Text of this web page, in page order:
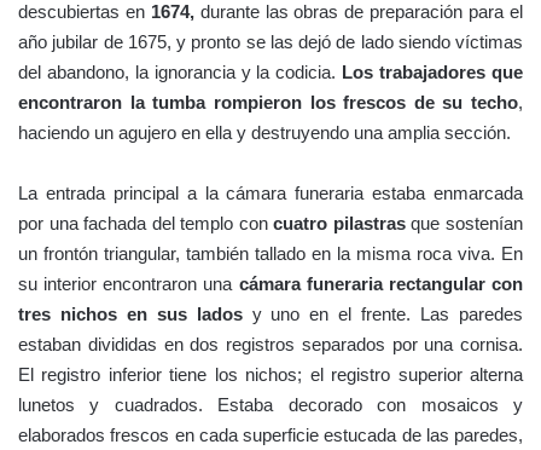
descubiertas en 1674,durante las obras de preparación para el
año jubilar de 1675, y pronto se las dejó de lado siendo víctimas
del abandono, la ignorancia y la codicia. Los trabajadores que
encontraron la tumba rompieron los frescos de su techo,
haciendo un agujero en ella y destruyendo una amplia sección.
La entrada principal a la cámara funeraria estaba enmarcada
por una fachada del templo concuatro pilastrasque sostenían
un frontón triangular, también tallado en la misma roca viva. En
su interior encontraron una cámara funeraria rectangular con
tres nichos en sus ladosy uno en el frente. Las paredes
estaban divididas en dos registros separados por una cornisa.
El registro inferior tiene los nichos; el registro superior alterna
lunetos y cuadrados. Estaba decorado con mosaicos y
elaborados frescos en cada superficie estucada de las paredes,